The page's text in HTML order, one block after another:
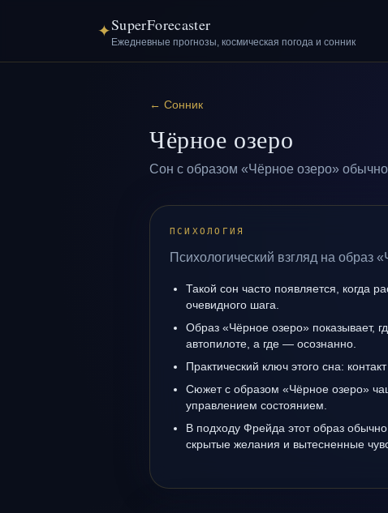
✦SuperForecaster
Ежедневные прогнозы, космическая погода и сонник
← Сонник
Чёрное озеро
Сон с образом «Чёрное озеро»
ПСИХОЛОГИЯ
Психологический взгляд на образ
Такой сон часто появляется, когда
очевидного шага.
Образ «Чёрное озеро» показывает,
автопилоте, а где — осознанно.
Практический ключ этого сна:
Сюжет с образом «Чёрное озеро»
управлением состоянием.
В подходу Фрейда этот образ обычно
скрытые желания и вытесненные